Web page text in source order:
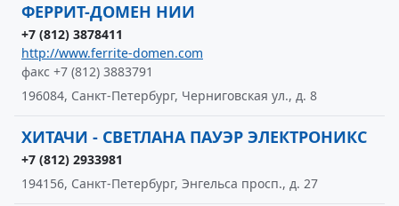
ФЕРРИТ-ДОМЕН НИИ
+7 (812) 3878411
http://www.ferrite-domen.com
факс +7 (812) 3883791
196084, Санкт-Петербург, Черниговская ул., д. 8
ХИТАЧИ - СВЕТЛАНА ПАУЭР ЭЛЕКТРОНИКС
+7 (812) 2933981
194156, Санкт-Петербург, Энгельса просп., д. 27